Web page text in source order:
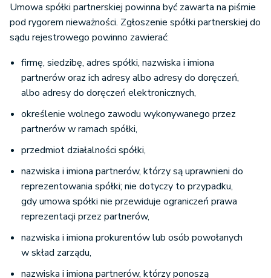
Umowa spółki partnerskiej powinna być zawarta na piśmie
pod rygorem nieważności. Zgłoszenie spółki partnerskiej do
sądu rejestrowego powinno zawierać:
firmę, siedzibę, adres spółki, nazwiska i imiona
partnerów oraz ich adresy albo adresy do doręczeń,
albo adresy do doręczeń elektronicznych,
określenie wolnego zawodu wykonywanego przez
partnerów w ramach spółki,
przedmiot działalności spółki,
nazwiska i imiona partnerów, którzy są uprawnieni do
reprezentowania spółki; nie dotyczy to przypadku,
gdy umowa spółki nie przewiduje ograniczeń prawa
reprezentacji przez partnerów,
nazwiska i imiona prokurentów lub osób powołanych
w skład zarządu,
nazwiska i imiona partnerów, którzy ponoszą